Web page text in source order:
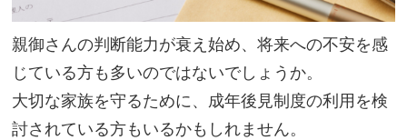
親御さんの判断能力が衰え始め、将来への不安を感
じている方も多いのではないでしょうか。
大切な家族を守るために、成年後見制度の利用を検
討されている方もいるかもしれません。